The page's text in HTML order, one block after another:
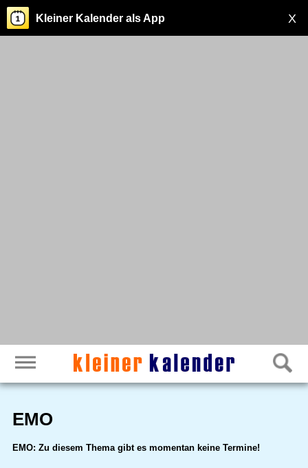
X
Kleiner Kalender als App
EMO
EMO: Zu diesem Thema gibt es momentan keine Termine!